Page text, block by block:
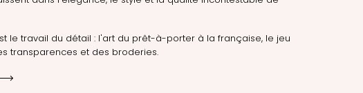
le travail du détail : l'art du prêt-à-porter à la française, le jeu
transparences et des broderies.